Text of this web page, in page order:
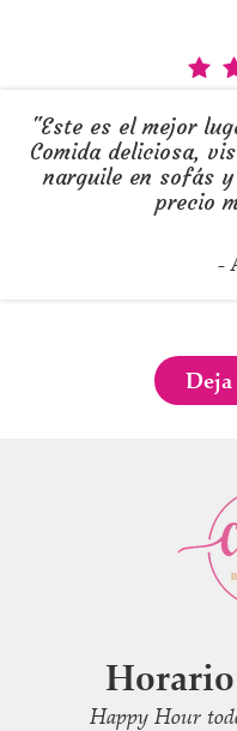
Deja
"Este es el mejor
Comida deliciosa,
narguile en sofás
precio
-
Happy Hour